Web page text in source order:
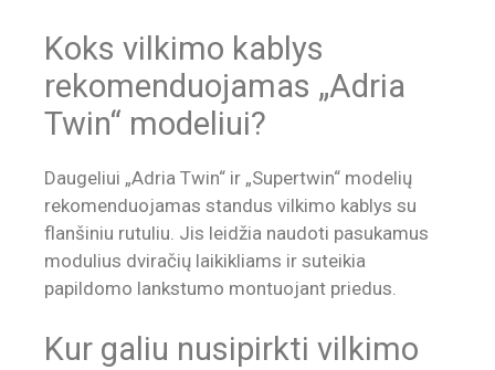
Koks vilkimo kablys
rekomenduojamas „Adria
Twin“ modeliui?
Daugeliui „Adria Twin“ ir „Supertwin“ modelių
rekomenduojamas standus vilkimo kablys su
flanšiniu rutuliu. Jis leidžia naudoti pasukamus
modulius dviračių laikikliams ir suteikia
papildomo lankstumo montuojant priedus.
Kur galiu nusipirkti vilkimo